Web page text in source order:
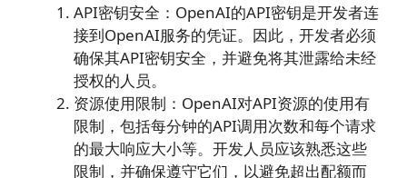
API密钥安全：OpenAI的API密钥是开发者连
接到OpenAI服务的凭证。因此，开发者必须
确保其API密钥安全，并避免将其泄露给未经
授权的人员。
资源使用限制：OpenAI对API资源的使用有
限制，包括每分钟的API调用次数和每个请求
的最大响应大小等。开发人员应该熟悉这些
限制，并确保遵守它们，以避免超出配额而